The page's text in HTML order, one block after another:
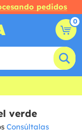
pedidos
0
verde
Consúltalas